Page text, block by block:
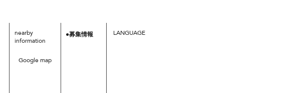
nearby
information
Google map
●募集情報 LANGUAGE